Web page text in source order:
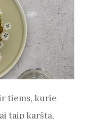
tiems, kurie
taip karšta,